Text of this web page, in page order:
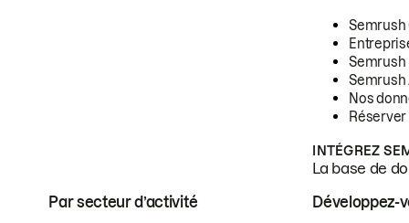
Semrush
Semrush
Semrush
Nos
INTÉGREZ
La base de
Par secteur d’activité Développez-